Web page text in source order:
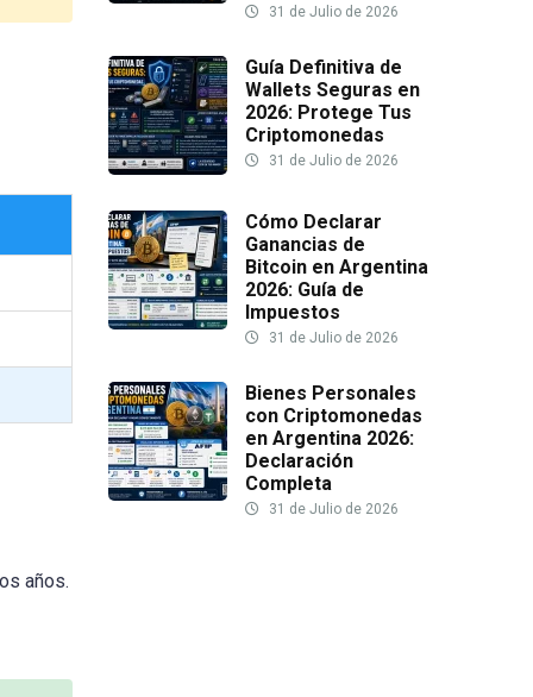
años.
31 de Julio de 2026
Guía Definitiva de
Wallets Seguras en
2026: Protege Tus
Criptomonedas
31 de Julio de 2026
Cómo Declarar
Ganancias de
Bitcoin en Argentina
2026: Guía de
Impuestos
31 de Julio de 2026
Bienes Personales
con Criptomonedas
en Argentina 2026:
Declaración
Completa
31 de Julio de 2026